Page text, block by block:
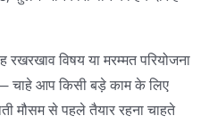
विषय या मरम्मत परियोजना
चाहे आप किसी बड़े काम के लिए
मौसम से पहले तैयार रहना चाहते